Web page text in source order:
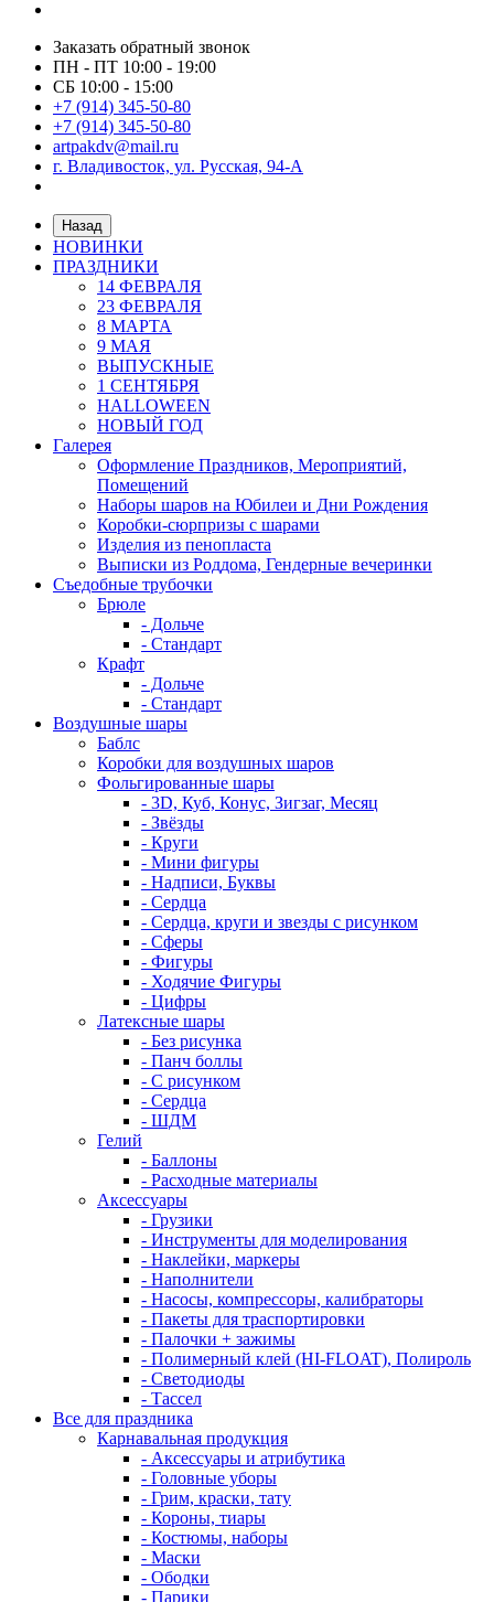
Заказать обратный звонок
ПН - ПТ 10:00 - 19:00
СБ 10:00 - 15:00
+7 (914) 345-50-80
+7 (914) 345-50-80
artpakdv@mail.ru
г. Владивосток, ул. Русская, 94-А
Назад
НОВИНКИ
ПРАЗДНИКИ
14 ФЕВРАЛЯ
23 ФЕВРАЛЯ
8 МАРТА
9 МАЯ
ВЫПУСКНЫЕ
1 СЕНТЯБРЯ
HALLOWEEN
НОВЫЙ ГОД
Галерея
Оформление Праздников, Мероприятий,
Помещений
Наборы шаров на Юбилеи и Дни Рождения
Коробки-сюрпризы с шарами
Изделия из пенопласта
Выписки из Роддома, Гендерные вечеринки
Съедобные трубочки
Брюле
- Дольче
- Стандарт
Крафт
- Дольче
- Стандарт
Воздушные шары
Баблс
Коробки для воздушных шаров
Фольгированные шары
- 3D, Куб, Конус, Зигзаг, Месяц
- Звёзды
- Круги
- Мини фигуры
- Надписи, Буквы
- Сердца
- Сердца, круги и звезды с рисунком
- Сферы
- Фигуры
- Ходячие Фигуры
- Цифры
Латексные шары
- Без рисунка
- Панч боллы
- С рисунком
- Сердца
- ШДМ
Гелий
- Баллоны
- Расходные материалы
Аксессуары
- Грузики
- Инструменты для моделирования
- Наклейки, маркеры
- Наполнители
- Насосы, компрессоры, калибраторы
- Пакеты для траспортировки
- Палочки + зажимы
- Полимерный клей (HI-FLOAT), Полироль
- Светодиоды
- Тассел
Все для праздника
Карнавальная продукция
- Аксессуары и атрибутика
- Головные уборы
- Грим, краски, тату
- Короны, тиары
- Костюмы, наборы
- Маски
- Ободки
- Парики